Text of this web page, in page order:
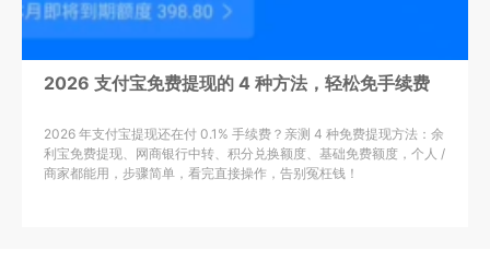
2026 支付宝免费提现的 4 种方法，轻松免手续费
2026 年支付宝提现还在付 0.1% 手续费？亲测 4 种免费提现方法：余
利宝免费提现、网商银行中转、积分兑换额度、基础免费额度，个人 /
商家都能用，步骤简单，看完直接操作，告别冤枉钱！